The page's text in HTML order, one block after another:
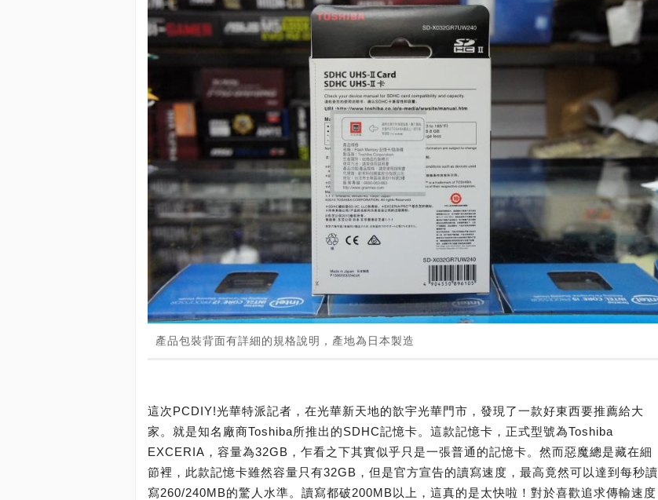
產品包裝背面有詳細的規格說明，產地為日本製造
這次PCDIY!光華特派記者，在光華新天地的歆宇光華門市，發現了一款好東西要推薦給大
家。就是知名廠商Toshiba所推出的SDHC記憶卡。這款記憶卡，正式型號為Toshiba
EXCERIA，容量為32GB，乍看之下其實似乎只是一張普通的記憶卡。然而惡魔總是藏在細
節裡，此款記憶卡雖然容量只有32GB，但是官方宣告的讀寫速度，最高竟然可以達到每秒讀
寫260/240MB的驚人水準。讀寫都破200MB以上，這真的是太快啦！對於喜歡追求傳輸速度